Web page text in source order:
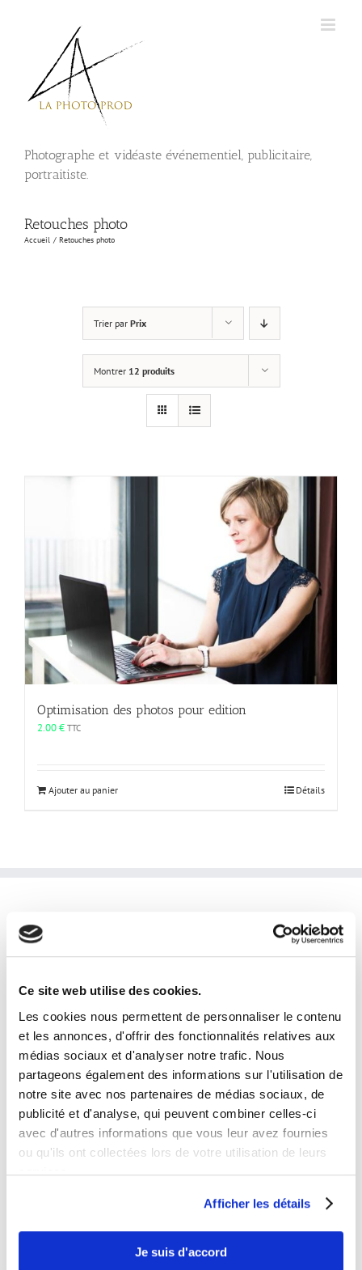
Ce site web utilise des cookies.
Les cookies nous permettent de personnaliser le contenu
et les annonces, d'offrir des fonctionnalités relatives aux
médias sociaux et d'analyser notre trafic. Nous
partageons également des informations sur l'utilisation de
notre site avec nos partenaires de médias sociaux, de
publicité et d'analyse, qui peuvent combiner celles-ci
avec d'autres informations que vous leur avez fournies
ou qu'ils ont collectées lors de votre utilisation de leurs
services.
Afficher les détails
Je suis d'accord
Photographe et vidéaste événementiel, publicitaire,
portraitiste.
Retouches photo
Accueil Retouches photo
Trier par Prix
Montrer 12 produits
Optimisation des photos pour edition
2.00€ TTC
Ajouter au panier Détails
laphotoprod@gmail.com
Tel: 0609853333
Horaires et disponibilités téléphoniques:
du lundi au samedi
de 9h à 19h
Disponibilités horaires en prestation:
24/24 7j/7j
Studio:
Sur rendez-vous uniquement
ARTICLES RÉCENTS
25 février 2025